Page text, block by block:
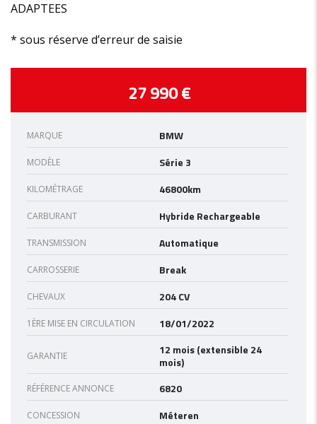
ADAPTEES
* sous réserve d’erreur de saisie
27 990 €
MARQUE BMW
MODÈLE Série 3
KILOMÉTRAGE 46800km
CARBURANT Hybride Rechargeable
TRANSMISSION Automatique
CARROSSERIE Break
CHEVAUX 204 CV
1ÈRE MISE EN CIRCULATION 18/01/2022
GARANTIE
12 mois (extensible 24
mois)
RÉFÉRENCE ANNONCE 6820
CONCESSION Méteren